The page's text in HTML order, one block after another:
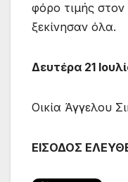
φόρο τιμής
ξεκίνησαν όλα.
Δευτέρα 21
Οικία Άγγελου
ΕΙΣΟΔΟΣ